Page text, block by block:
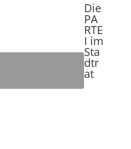
Die
PA
RTE
I im
Sta
dtr
at